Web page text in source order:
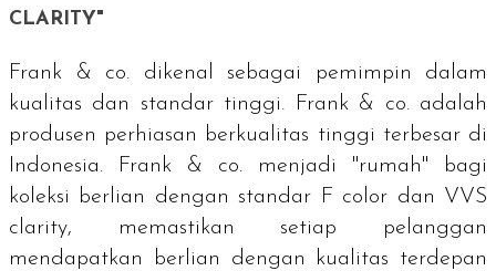
CLARITY"
Frank & co. dikenal sebagai pemimpin dalam
kualitas dan standar tinggi. Frank & co. adalah
produsen perhiasan berkualitas tinggi terbesar di
Indonesia. Frank & co. menjadi "rumah" bagi
koleksi berlian dengan standar F color dan VVS
clarity, memastikan setiap pelanggan
mendapatkan berlian dengan kualitas terdepan